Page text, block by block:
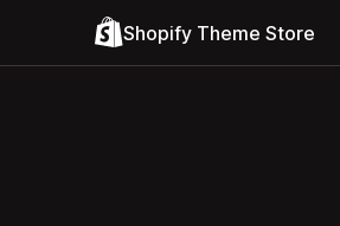
Shopify Theme Store